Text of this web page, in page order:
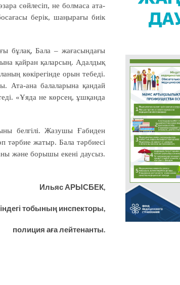
сөйлесіп, не болмаса ата-
берік, шаңырағы биік
бұлақ, Бала – жағасындағы
қайран қаларсың. Адалдық
көкірегінде орын тебеді.
Ата-ана балаларына қандай
«Ұяда не көрсең, ұшқанда
белгілі. Жазушы Ғабиден
тәрбие жатыр. Бала тәрбиесі
және борышы екені даусыз.
Ильяс АРЫСБЕК,
тобының инспекторы,
полиция аға лейтенанты.